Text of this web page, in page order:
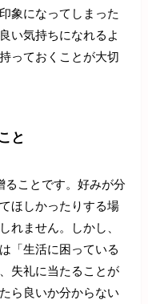
象になってしまった
い気持ちになれるよ
っておくことが大切
と
ることです。好みが分
ほしかったりする場
れません。しかし、
「生活に困っている
失礼に当たることが
ら良いか分からない